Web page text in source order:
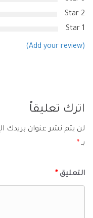
2 Star
1 Star
(Add your review)
اترك تعليقاً
لن يتم نشر عنوان بريدك
بـ *
التعليق*